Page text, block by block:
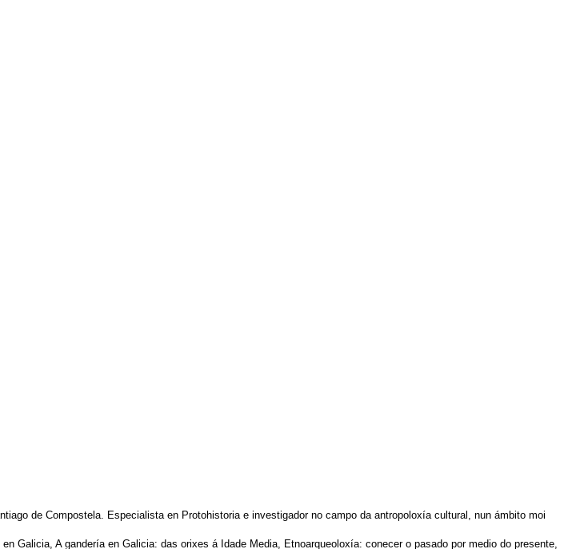
de Compostela. Especialista en Protohistoria e investigador no campo da antropoloxía cultural, nun ámbito moi
Galicia, A gandería en Galicia: das orixes á Idade Media, Etnoarqueoloxía: conecer o pasado por medio do presente,